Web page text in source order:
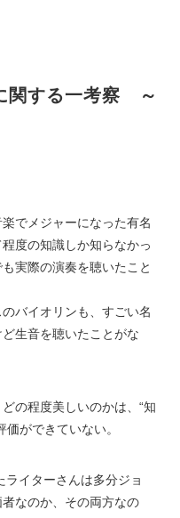
関する一考察 ～
でメジャーになった有名
度の知識しか知らなかっ
実際の演奏を聴いたこと
バイオリンも、すごい名
生音を聴いたことがな
の程度美しいのかは、“知
ができていない。
イターさんは多分ジョ
なのか、その両方なの